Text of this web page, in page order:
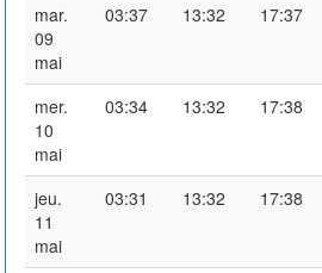
mar.
09
mai
03:37 13:32 17:37
mer.
10
mai
03:34 13:32 17:38
jeu.
11
mai
03:31 13:32 17:38